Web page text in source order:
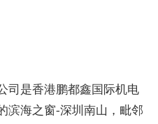
是香港鹏都鑫国际机电
滨海之窗-深圳南山，毗邻